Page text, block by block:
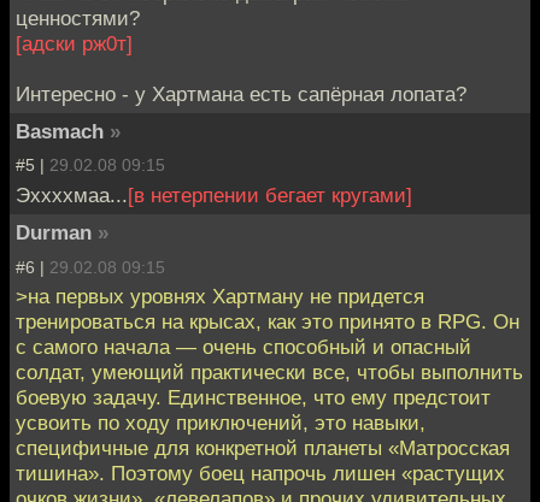
ценностями?
[адски рж0т]
Интересно - у Хартмана есть сапёрная лопата?
Basmach »
#5 | 29.02.08 09:15
Эххххмаа...[в нетерпении бегает кругами]
Durman »
#6 | 29.02.08 09:15
>на первых уровнях Хартману не придется
тренироваться на крысах, как это принято в RPG. Он
с самого начала — очень способный и опасный
солдат, умеющий практически все, чтобы выполнить
боевую задачу. Единственное, что ему предстоит
усвоить по ходу приключений, это навыки,
специфичные для конкретной планеты «Матросская
тишина». Поэтому боец напрочь лишен «растущих